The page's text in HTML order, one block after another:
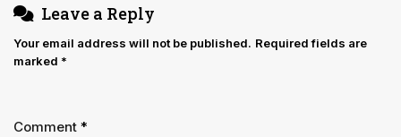
Leave a Reply
Your email address will not be published. Required fields are
marked *
Comment *